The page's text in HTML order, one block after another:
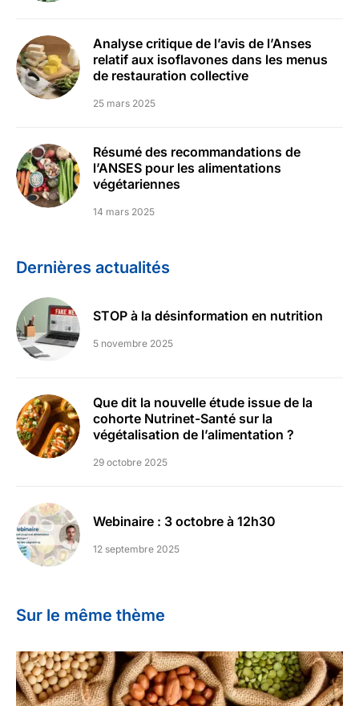
Analyse critique de l’avis de l’Anses
relatif aux isoflavones dans les menus
de restauration collective
25 mars 2025
Résumé des recommandations de
l’ANSES pour les alimentations
végétariennes
14 mars 2025
Dernières actualités
STOP à la désinformation en nutrition
5 novembre 2025
Que dit la nouvelle étude issue de la
cohorte Nutrinet-Santé sur la
végétalisation de l’alimentation ?
29 octobre 2025
Webinaire : 3 octobre à 12h30
12 septembre 2025
Sur le même thème